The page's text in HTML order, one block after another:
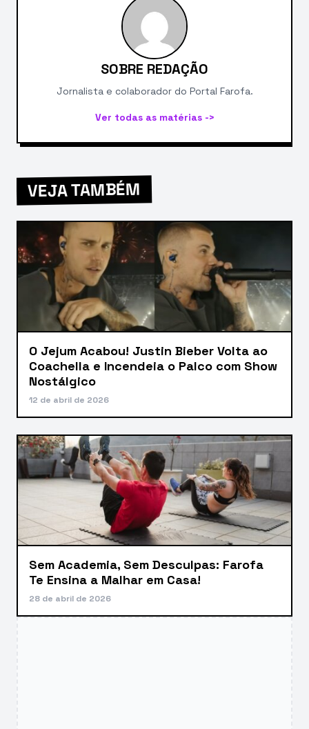
SOBRE REDAÇÃO
Jornalista e colaborador do Portal Farofa.
Ver todas as matérias ->
VEJA TAMBÉM
O Jejum Acabou! Justin Bieber Volta ao
Coachella e Incendeia o Palco com Show
Nostálgico
12 de abril de 2026
Sem Academia, Sem Desculpas: Farofa
Te Ensina a Malhar em Casa!
28 de abril de 2026